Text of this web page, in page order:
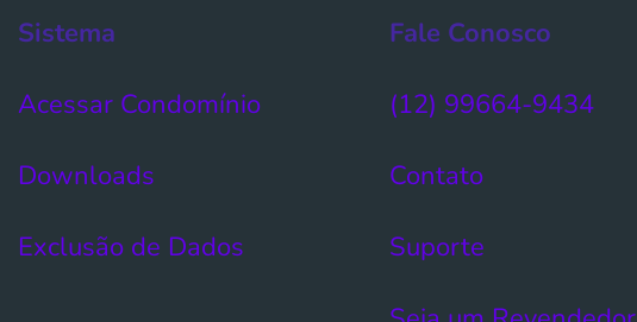
Sistema
Acessar Condomínio​
Downloads
Exclusão de Dados​
Fale Conosco
(12) 99664-9434
Contato
Suporte